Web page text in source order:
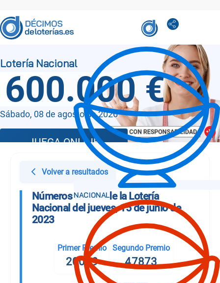
Volver a resultados
Números Sorteo de la Lotería
Nacional del jueves, 15 de junio de
2023
Primer Premio
20039
Segundo Premio
47873
600.000 €
Sábado, 08 de agosto de 2026
JUEGA ONLINE